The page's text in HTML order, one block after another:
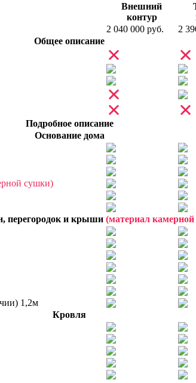
Внешний
контур
2 040 000 руб. 2
Общее описание
Подробное описание
Основание дома
сушки)
перегородок и крыши (материал
1,2м
Кровля